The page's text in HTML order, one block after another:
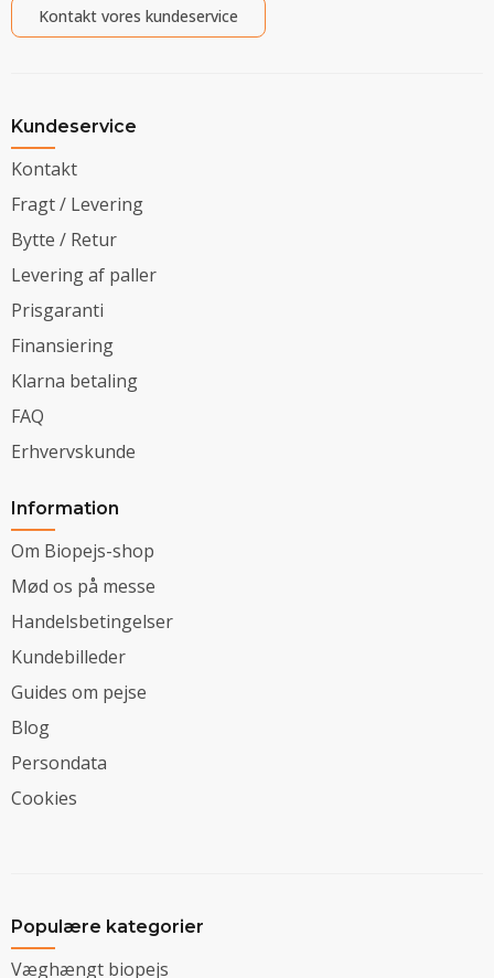
Kontakt vores kundeservice
Kundeservice
Kontakt
Fragt / Levering
Bytte / Retur
Levering af paller
Prisgaranti
Finansiering
Klarna betaling
FAQ
Erhvervskunde
Information
Om Biopejs-shop
Mød os på messe
Handelsbetingelser
Kundebilleder
Guides om pejse
Blog
Persondata
Cookies
Populære kategorier
Væghængt biopejs